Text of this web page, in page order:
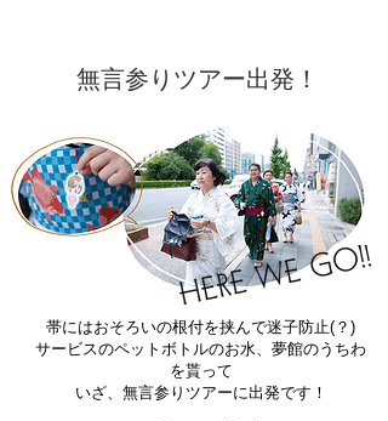
​無言参りツアー出発！
帯にはおそろいの根付を挟んで迷子防止(？)
サービスのペットボトルのお水、夢館のうちわ
を貰って
いざ、無言参りツアーに出発です！